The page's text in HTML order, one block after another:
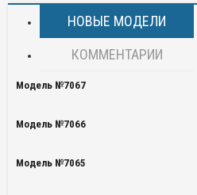
НОВЫЕ МОДЕЛИ
КОММЕНТАРИИ
Модель №7067
Модель №7066
Модель №7065